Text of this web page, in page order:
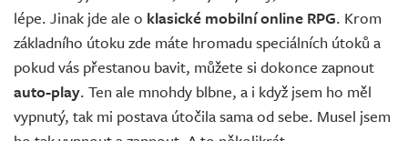
lépe. Jinak jde ale o klasické mobilní online RPG. Krom
základního útoku zde máte hromadu speciálních útoků a
pokud vás přestanou bavit, můžete si dokonce zapnout
auto-play. Ten ale mnohdy blbne, a i když jsem ho měl
vypnutý, tak mi postava útočila sama od sebe. Musel jsem